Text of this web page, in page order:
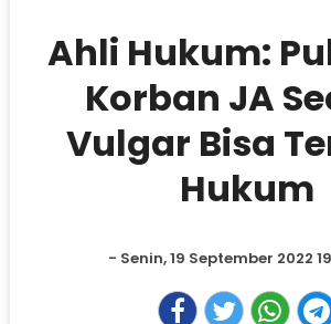
Ahli Hukum:
Korban JA
Vulgar Bisa
Hukum
- Senin, 19 September 2022